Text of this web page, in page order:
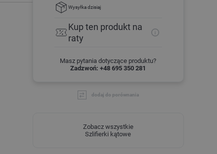
Wysyłkadzisiaj
Kup ten produkt na
raty
Masz pytania dotyczące produktu?
Zadzwoń: +48 695 350 281
dodaj do porównania
Zobacz wszystkie
Szlifierki kątowe